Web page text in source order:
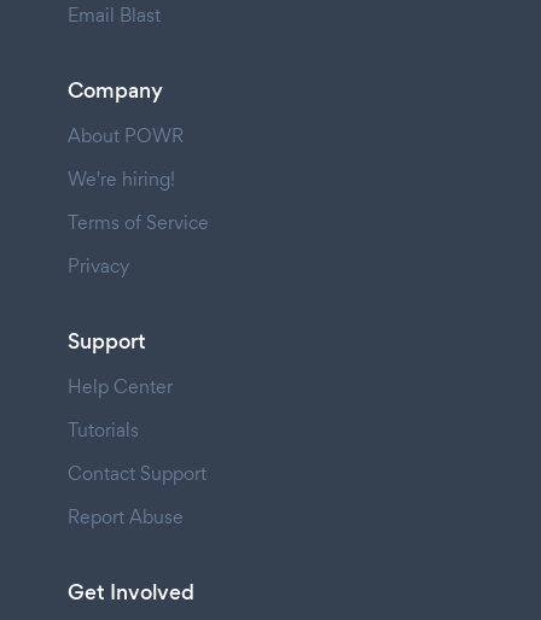
Email Blast
Company
About POWR
We're hiring!
Terms of Service
Privacy
Support
Help Center
Tutorials
Contact Support
Report Abuse
Get Involved